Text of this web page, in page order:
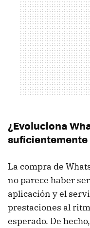
¿Evoluciona
suficientemente
La compra de
no parece haber
aplicación y el
prestaciones al
esperado. De